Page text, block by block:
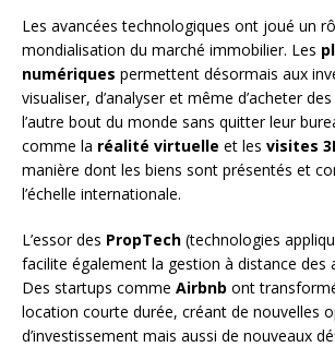
Les avancées technologiques ont joué un
mondialisation du marché immobilier. Les
numériques permettent désormais aux
visualiser, d’analyser et même d’acheter
l’autre bout du monde sans quitter leur
comme la réalité virtuelle et les visites
manière dont les biens sont présentés et
l’échelle internationale.
L’essor des PropTech (technologies
facilite également la gestion à distance des
Des startups comme Airbnb ont
location courte durée, créant de nouvelles
d’investissement mais aussi de nouveaux